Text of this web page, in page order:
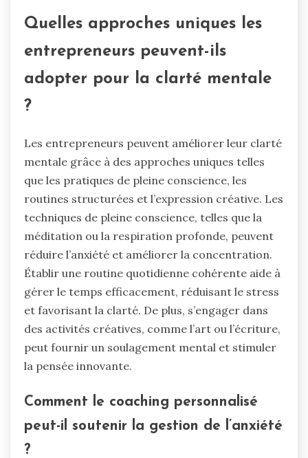
Quelles approches uniques les
entrepreneurs peuvent-ils
adopter pour la clarté mentale
?
Les entrepreneurs peuvent améliorer leur clarté
mentale grâce à des approches uniques telles
que les pratiques de pleine conscience, les
routines structurées et l’expression créative. Les
techniques de pleine conscience, telles que la
méditation ou la respiration profonde, peuvent
réduire l’anxiété et améliorer la concentration.
Établir une routine quotidienne cohérente aide à
gérer le temps efficacement, réduisant le stress
et favorisant la clarté. De plus, s’engager dans
des activités créatives, comme l’art ou l’écriture,
peut fournir un soulagement mental et stimuler
la pensée innovante.
Comment le coaching personnalisé
peut-il soutenir la gestion de l’anxiété
?